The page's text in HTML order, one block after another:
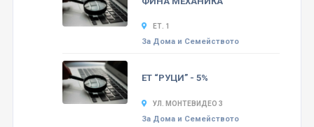
ЕТ. 1
За Дома и Семейството
ЕТ “РУЦИ” - 5%
УЛ. МОНТЕВИДЕО 3
За Дома и Семейството